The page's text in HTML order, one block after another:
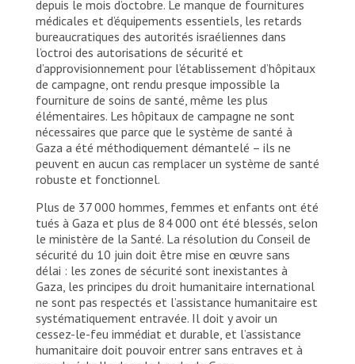
depuis le mois d’octobre. Le manque de fournitures
médicales et d’équipements essentiels, les retards
bureaucratiques des autorités israéliennes dans
l’octroi des autorisations de sécurité et
d’approvisionnement pour l’établissement d’hôpitaux
de campagne, ont rendu presque impossible la
fourniture de soins de santé, même les plus
élémentaires. Les hôpitaux de campagne ne sont
nécessaires que parce que le système de santé à
Gaza a été méthodiquement démantelé – ils ne
peuvent en aucun cas remplacer un système de santé
robuste et fonctionnel.
Plus de 37 000 hommes, femmes et enfants ont été
tués à Gaza et plus de 84 000 ont été blessés, selon
le ministère de la Santé. La résolution du Conseil de
sécurité du 10 juin doit être mise en œuvre sans
délai : les zones de sécurité sont inexistantes à
Gaza, les principes du droit humanitaire international
ne sont pas respectés et l’assistance humanitaire est
systématiquement entravée. Il doit y avoir un
cessez-le-feu immédiat et durable, et l’assistance
humanitaire doit pouvoir entrer sans entraves et à